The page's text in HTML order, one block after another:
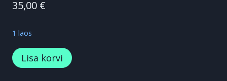
35,00 €
1 laos
Calix
Element
Lisa korvi